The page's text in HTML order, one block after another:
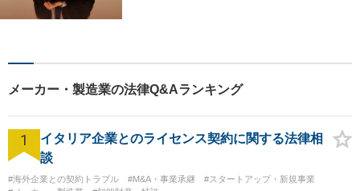
弁護士と事務職員が力を合わ
せ、依頼者のみなさまに満足
していただけるようサポート
いたします！
メーカー・製造業の法律Q&Aランキング
1
イタリア企業とのライセンス契約に関する法律相
談
#海外企業との契約トラブル #M&A・事業承継
#スタートアップ・新規事業